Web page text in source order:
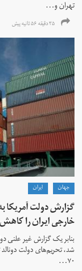
تهران و...
۳۵ دقیقه ۵۶ ثانیه پیش
جهان ايران
خارجی ایران را
بنابر یک گزارش غیر علنی
۷۰...